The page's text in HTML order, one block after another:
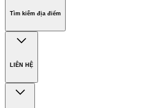
Điều khoản sử dụng website
Chính sách bảo vệ dữ liệu cá nhân
Tìm kiếm địa điểm
LIÊN HỆ
Công ty TNHH MTV KARCHER